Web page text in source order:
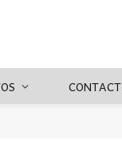
CONTACT